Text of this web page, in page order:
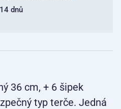
dnů
36 cm, + 6 šipek
typ terče. Jedná